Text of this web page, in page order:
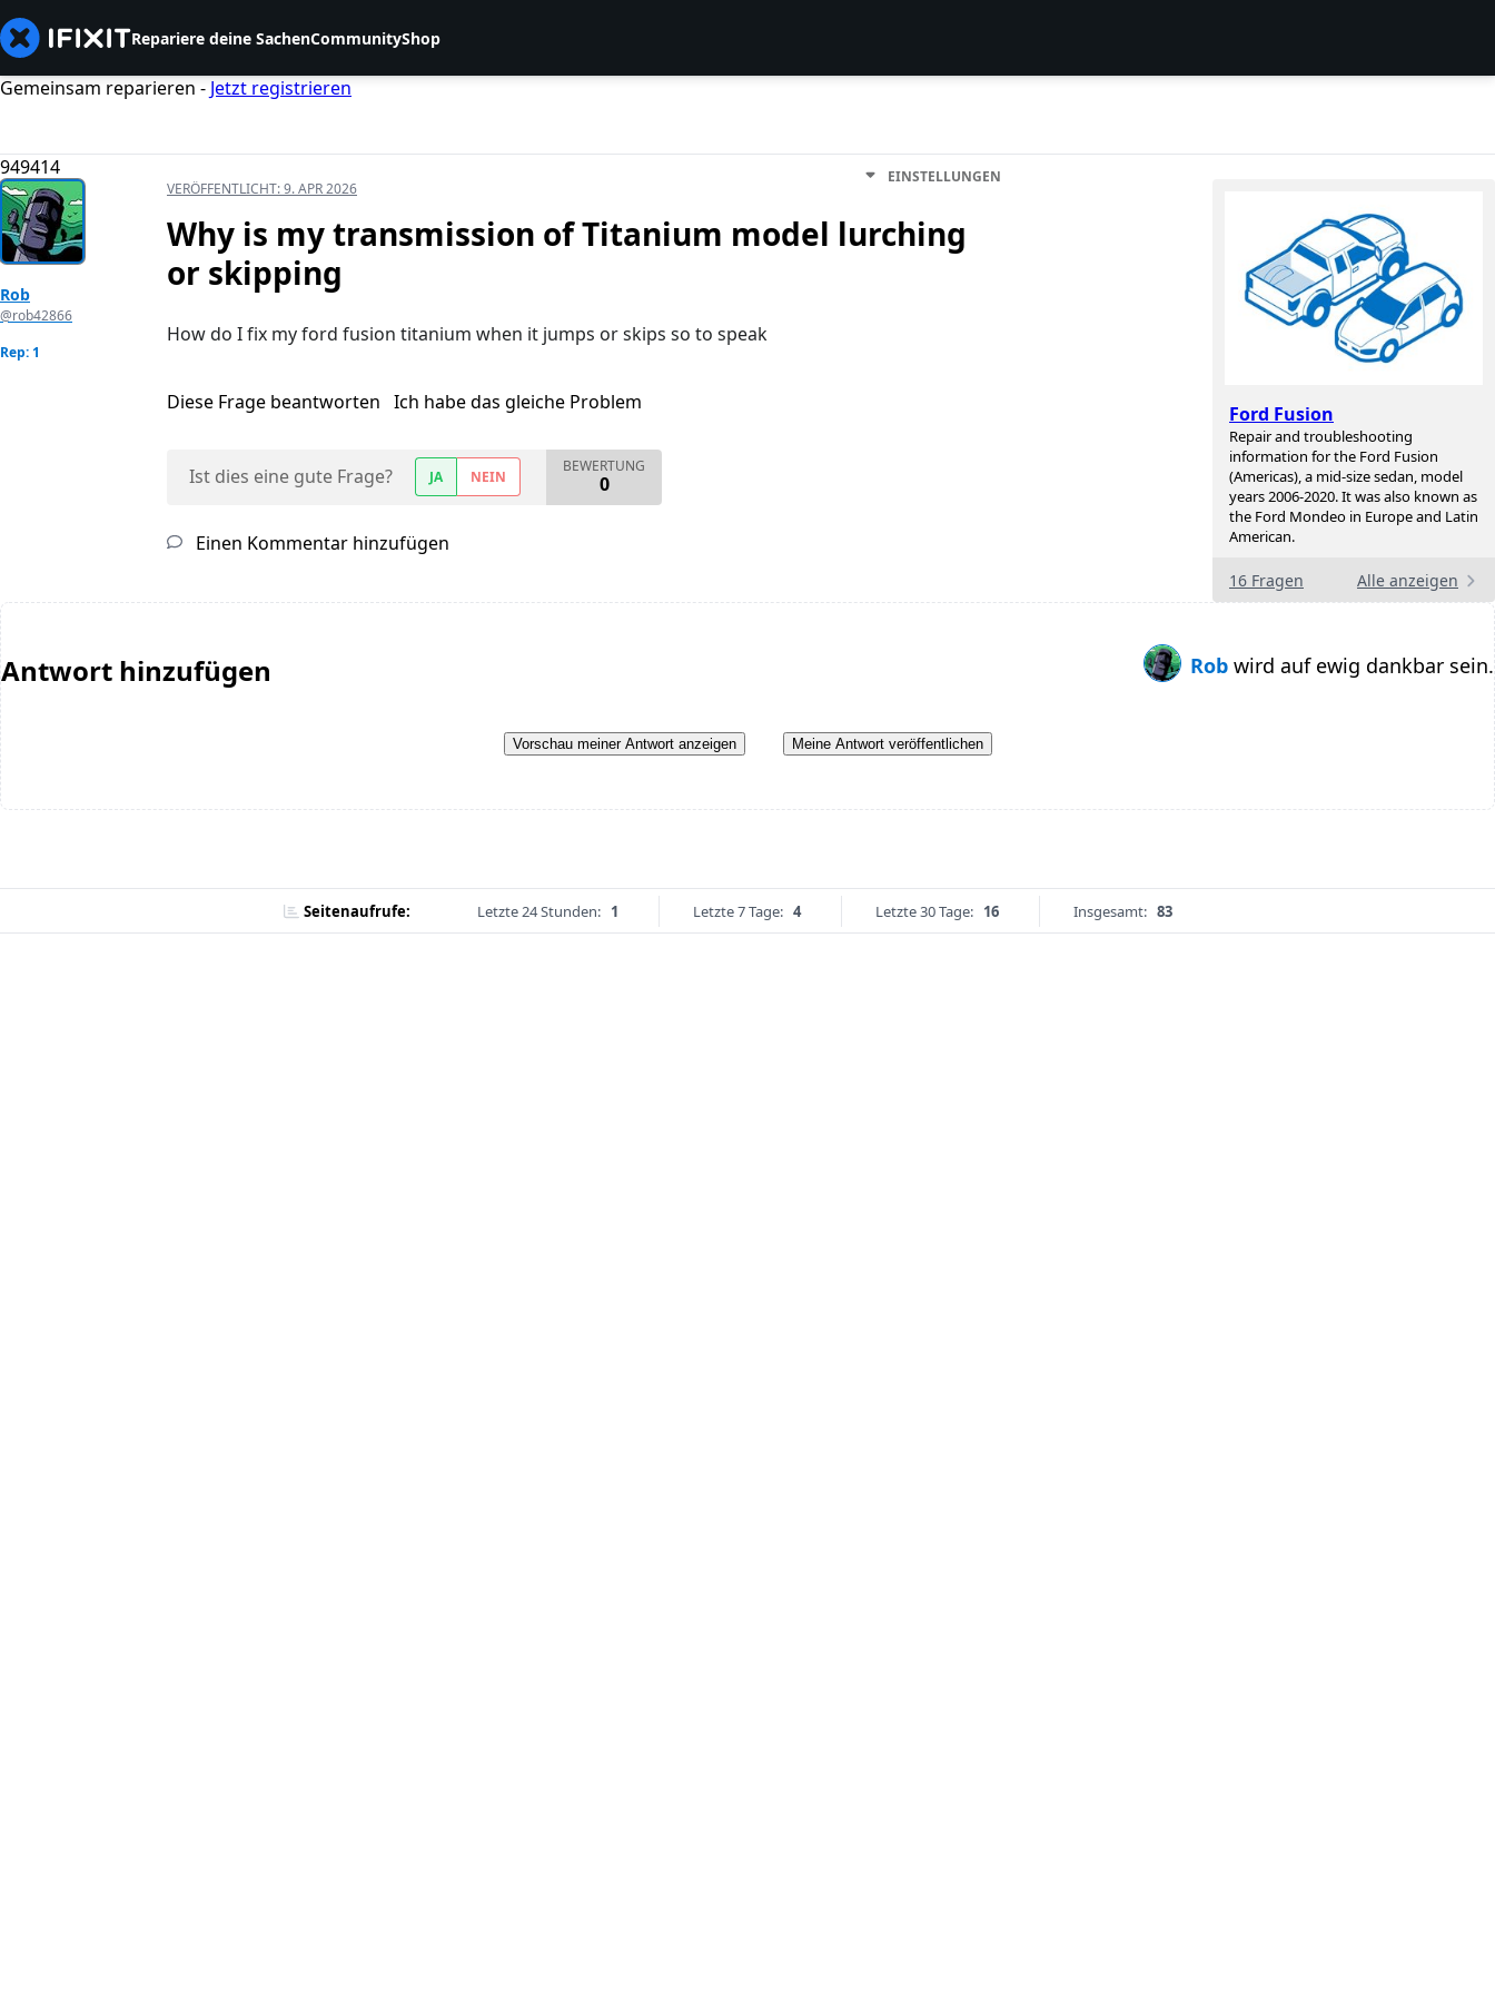
Repariere deine SachenCommunityShop
Gemeinsam reparieren - Jetzt registrieren
949414
Ford Fusion
Repair and troubleshooting
information for the Ford Fusion
(Americas), a mid-size sedan, model
years 2006-2020. It was also known as
the Ford Mondeo in Europe and Latin
American.
16 Fragen Alle anzeigen
Rob
@rob42866
Rep: 1
VERÖFFENTLICHT:9. APR 2026
EINSTELLUNGEN
Why is my transmission of Titanium model lurching
or skipping
How do I fix my ford fusion titanium when it jumps or skips so to speak
Diese Frage beantworten Ich habe das gleiche Problem
Ist dies eine gute Frage? JA NEIN
BEWERTUNG
0
Einen Kommentar hinzufügen
Antwort hinzufügen Rob wird auf ewig dankbar sein.
Vorschau meiner Antwort anzeigen Meine Antwort veröffentlichen
Seitenaufrufe: Letzte 24 Stunden: 1 Letzte 7 Tage: 4 Letzte 30 Tage: 16 Insgesamt: 83